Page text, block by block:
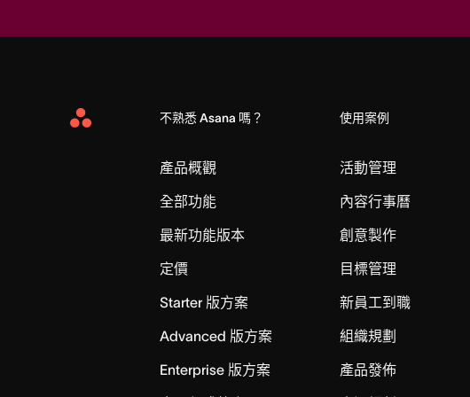
Asana
不熟悉 Asana 嗎？
產品概觀
全部功能
最新功能版本
定價
Starter 版方案
Advanced 版方案
Enterprise 版方案
使用案例
活動管理
內容行事曆
創意製作
目標管理
新員工到職
組織規劃
產品發佈